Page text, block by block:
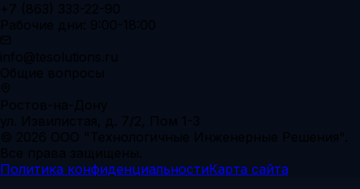
+7 (863) 333-22-90
Рабочие дни: 9:00-18:00
info@tesolutions.ru
Общие вопросы
Ростов-на-Дону
ул. Извилистая, д. 7/2, Пом 1-3
© 2026 ООО "Технологичные Инженерные Решения".
Все права защищены.
Политика конфиденциальностиКарта сайта